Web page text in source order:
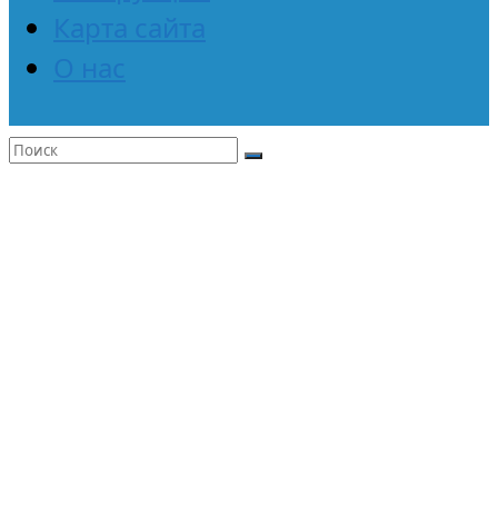
Карта сайта
О нас